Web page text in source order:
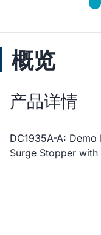
概览
产品详情
DC1935A-A:
Surge Stopper